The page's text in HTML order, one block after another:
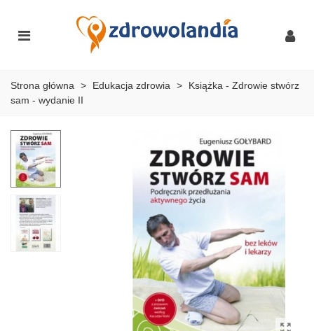
Strona główna > Edukacja zdrowia >
Książka - Zdrowie stwórz
sam - wydanie II